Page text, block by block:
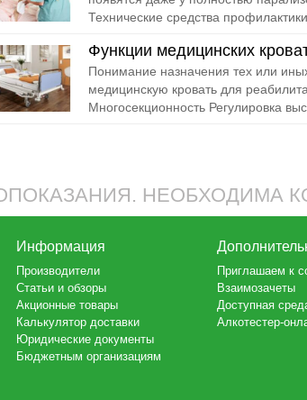
Технические средства
Функции медицинских
Понимание назначения тех или
медицинскую кровать для
Многосекционность Регулировка
НЕОБХОДИМА
Информация
Производители
Статьи и обзоры
Акционные товары
Калькулятор доставки
Юридические документы
Бюджетным организациям
Приглашаем к
Взаимозачеты
Доступная
Алкотестер-